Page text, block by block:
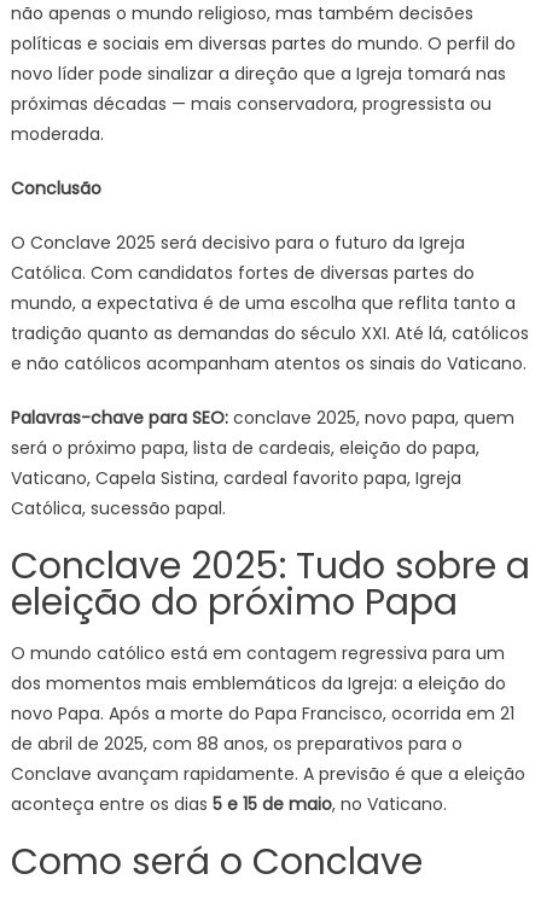
não apenas o mundo religioso, mas também decisões
políticas e sociais em diversas partes do mundo. O perfil do
novo líder pode sinalizar a direção que a Igreja tomará nas
próximas décadas — mais conservadora, progressista ou
moderada.
Conclusão
O Conclave 2025 será decisivo para o futuro da Igreja
Católica. Com candidatos fortes de diversas partes do
mundo, a expectativa é de uma escolha que reflita tanto a
tradição quanto as demandas do século XXI. Até lá, católicos
e não católicos acompanham atentos os sinais do Vaticano.
Palavras-chave para SEO:conclave 2025, novo papa, quem
será o próximo papa, lista de cardeais, eleição do papa,
Vaticano, Capela Sistina, cardeal favorito papa, Igreja
Católica, sucessão papal.
Conclave 2025: Tudo sobre a
eleição do próximo Papa
O mundo católico está em contagem regressiva para um
dos momentos mais emblemáticos da Igreja: a eleição do
novo Papa. Após a morte do Papa Francisco, ocorrida em 21
de abril de 2025, com 88 anos, os preparativos para o
Conclave avançam rapidamente. A previsão é que a eleição
aconteça entre os dias 5 e 15 de maio, no Vaticano.
Como será o Conclave